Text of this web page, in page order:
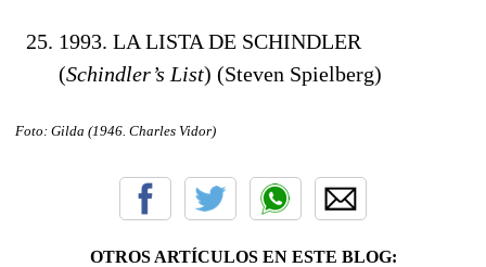
1993. LA LISTA DE SCHINDLER
(Schindler’s List) (Steven Spielberg)
Foto: Gilda (1946. Charles Vidor)
OTROS ARTÍCULOS EN ESTE BLOG: